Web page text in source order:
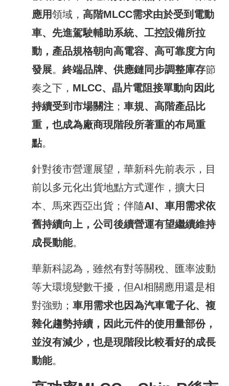
應用領域，高階MLCC需求由於受到電動
車、先進駕駛輔助系統、工控設備所拉
動，產品規格朝向高電容、高可靠度方向
發展。終端品牌、供應鏈同步調整庫存節
奏之下， MLCC、晶片電阻接單動向因此
持續受到市場關注 ；車規、高階產品比
重，也成為廠商現階段所著重的布局重
點。
針對後市營運展望，華新科先前表示，目
前以多元化出貨地點方式運作，擴大日
本、馬來西亞出貨；伴隨AI、車用需求依
舊持續向上，公司後續營運有望繼續維持
成長動能。
華新科認為，雖然有對等關稅、匯率波動
等大環境變數干擾，但AI相關應用還是相
對強勁；車用需求也因為汽車電子化、複
雜化趨勢持續，因此元件的使用量部份，
並沒有減少，也是現階段比較看好的成長
動能。